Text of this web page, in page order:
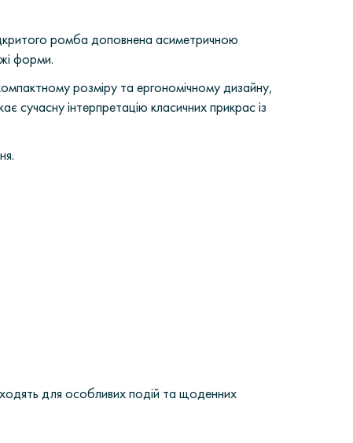
ромба доповнена асиметричною
форми.
розміру та ергономічному дизайну,
інтерпретацію класичних прикрас із
для особливих подій та щоденних